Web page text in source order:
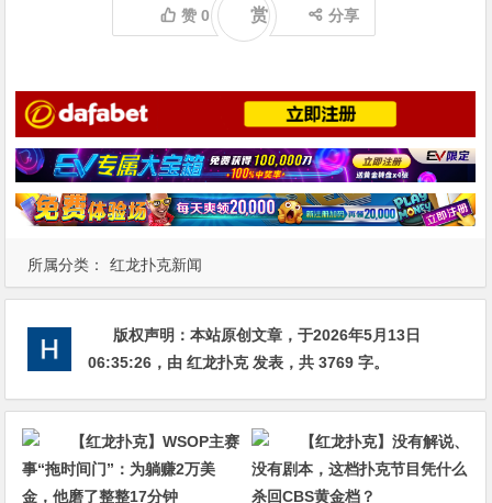
所属分类： 红龙扑克新闻
赞0 赏 分享
版权声明：本站原创文章，于2026年5月13日
06:35:26 ，由红龙扑克发表，共 3769 字。